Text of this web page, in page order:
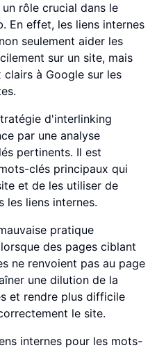
rôle crucial dans le
En effet, les liens internes
seulement aider les
sur un site, mais
à Google sur les
d'interlinking
par une analyse
pertinents. Il est
clés principaux qui
et de les utiliser de
les liens internes.
pratique
des pages ciblant
ne renvoient pas au page
une dilution de la
et rendre plus difficile
le site.
internes pour les mots-